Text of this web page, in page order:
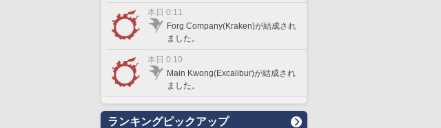
本日 0:11
Forg Company(Kraken)が結成され
ました。
本日 0:10
Main Kwong(Excalibur)が結成され
ました。
ランキングピックアップ